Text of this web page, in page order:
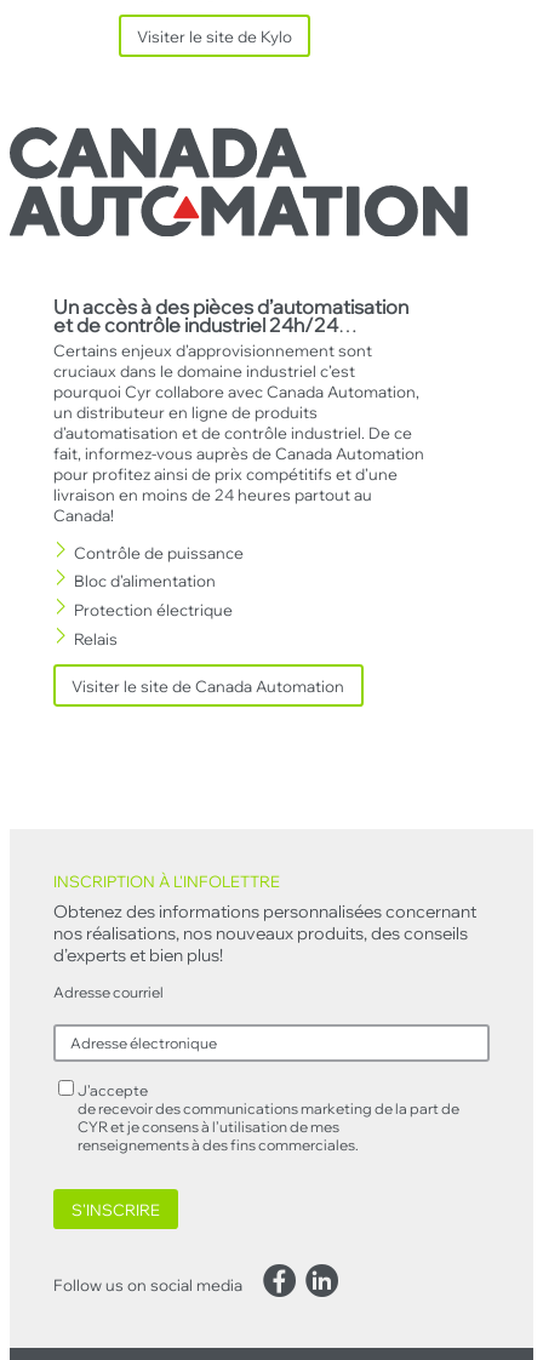
Visiter le site de Kylo
Un accès à des pièces d’automatisation
et de contrôle industriel 24h/24…
Certains enjeux d’approvisionnement sont
cruciaux dans le domaine industriel c’est
pourquoi Cyr collabore avec Canada Automation,
un distributeur en ligne de produits
d’automatisation et de contrôle industriel. De ce
fait, informez-vous auprès de Canada Automation
pour profitez ainsi de prix compétitifs et d’une
livraison en moins de 24 heures partout au
Canada!
Contrôle de puissance
Bloc d’alimentation
Protection électrique
Relais
Visiter le site de Canada Automation
INSCRIPTION À L'INFOLETTRE
Obtenez des informations personnalisées concernant
nos réalisations, nos nouveaux produits, des conseils
d’experts et bien plus!
Adresse courriel
J’accepte
de recevoir des communications marketing de la part de
CYR et je consens à l’utilisation de mes
renseignements à des fins commerciales.
S'INSCRIRE
Follow us on social media Facebook